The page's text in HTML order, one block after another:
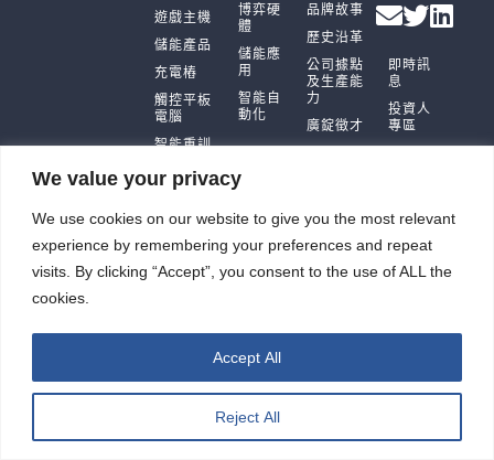
We value your privacy
We use cookies on our website to give you the most relevant
experience by remembering your preferences and repeat
visits. By clicking “Accept”, you consent to the use of ALL the
cookies.
Reject All
Accept All
遊戲主機
儲能產品
充電樁
觸控平板
電腦
智能重訓
博弈硬
體
儲能應
用
智能自
動化
品牌故事
歷史沿革
公司據點
及生產能
力
廣錠徵才
即時訊
息
投資人
專區
廣錠股份有限公司 版權所有2026 © All rights reserved.
網頁設計公司 ：振作雲科技